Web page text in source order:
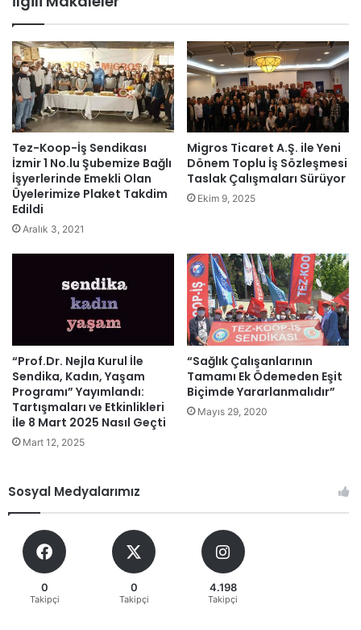
Tez-Koop-İş Sendikası
İzmir 1 No.lu Şubemize Bağlı
İşyerlerinde Emekli Olan
Üyelerimize Plaket Takdim
Edildi
Aralık 3, 2021
Migros Ticaret A.Ş. ile Yeni
Dönem Toplu İş Sözleşmesi
Taslak Çalışmaları Sürüyor
Ekim 9, 2025
“Prof.Dr. Nejla Kurul İle
Sendika, Kadın, Yaşam
Programı” Yayımlandı:
Tartışmaları ve Etkinlikleri
İle 8 Mart 2025 Nasıl Geçti
Mart 12, 2025
“Sağlık Çalışanlarının
Tamamı Ek Ödemeden Eşit
Biçimde Yararlanmalıdır”
Mayıs 29, 2020
Sosyal Medyalarımız
0
Takipçi
0
Takipçi
4.198
Takipçi